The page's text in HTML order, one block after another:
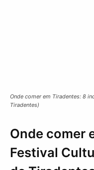
Onde comer em Tiradentes: 8
Tiradentes)
Onde comer
Festival